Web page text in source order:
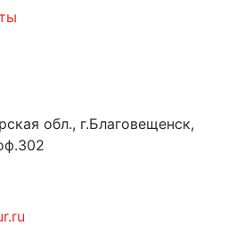
обл., г.Благовещенск,